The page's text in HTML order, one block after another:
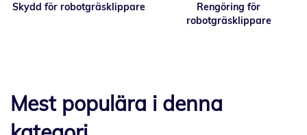
Skydd för robotgräsklippare
Rengöring för
robotgräsklippare
Mest populära i denna